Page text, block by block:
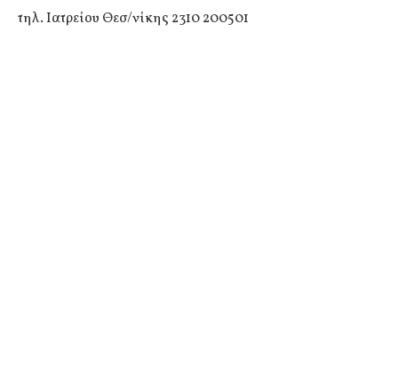
τηλ. Ιατρείου Θεσ/νίκης 2310 200501